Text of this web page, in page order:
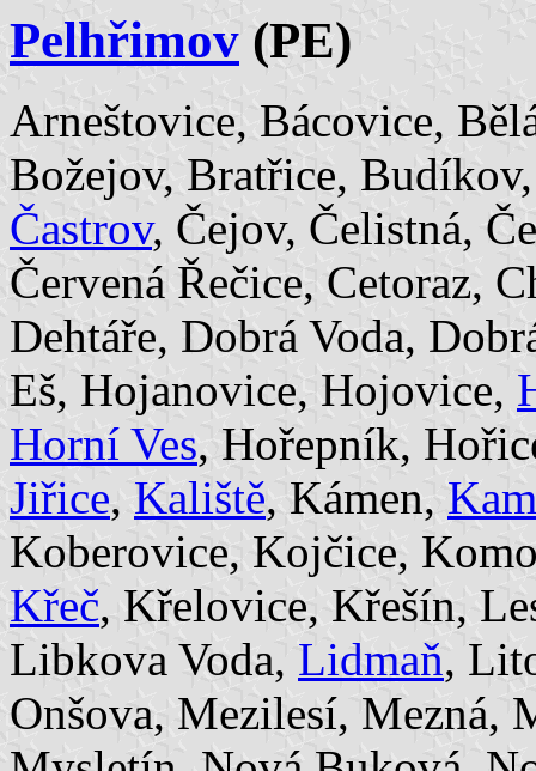
Pelhřimov (PE)
Arneštovice, Bácovice,
Božejov, Bratřice,
Častrov, Čejov, Čelistná,
Červená Řečice, Cetoraz,
Dehtáře, Dobrá Voda,
Eš, Hojanovice, Hojovice,
Horní Ves, Hořepník,
Jiřice, Kaliště, Kámen,
Koberovice, Kojčice,
Křeč, Křelovice, Křešín,
Libkova Voda, Lidmaň,
Onšova, Mezilesí, Mezná,